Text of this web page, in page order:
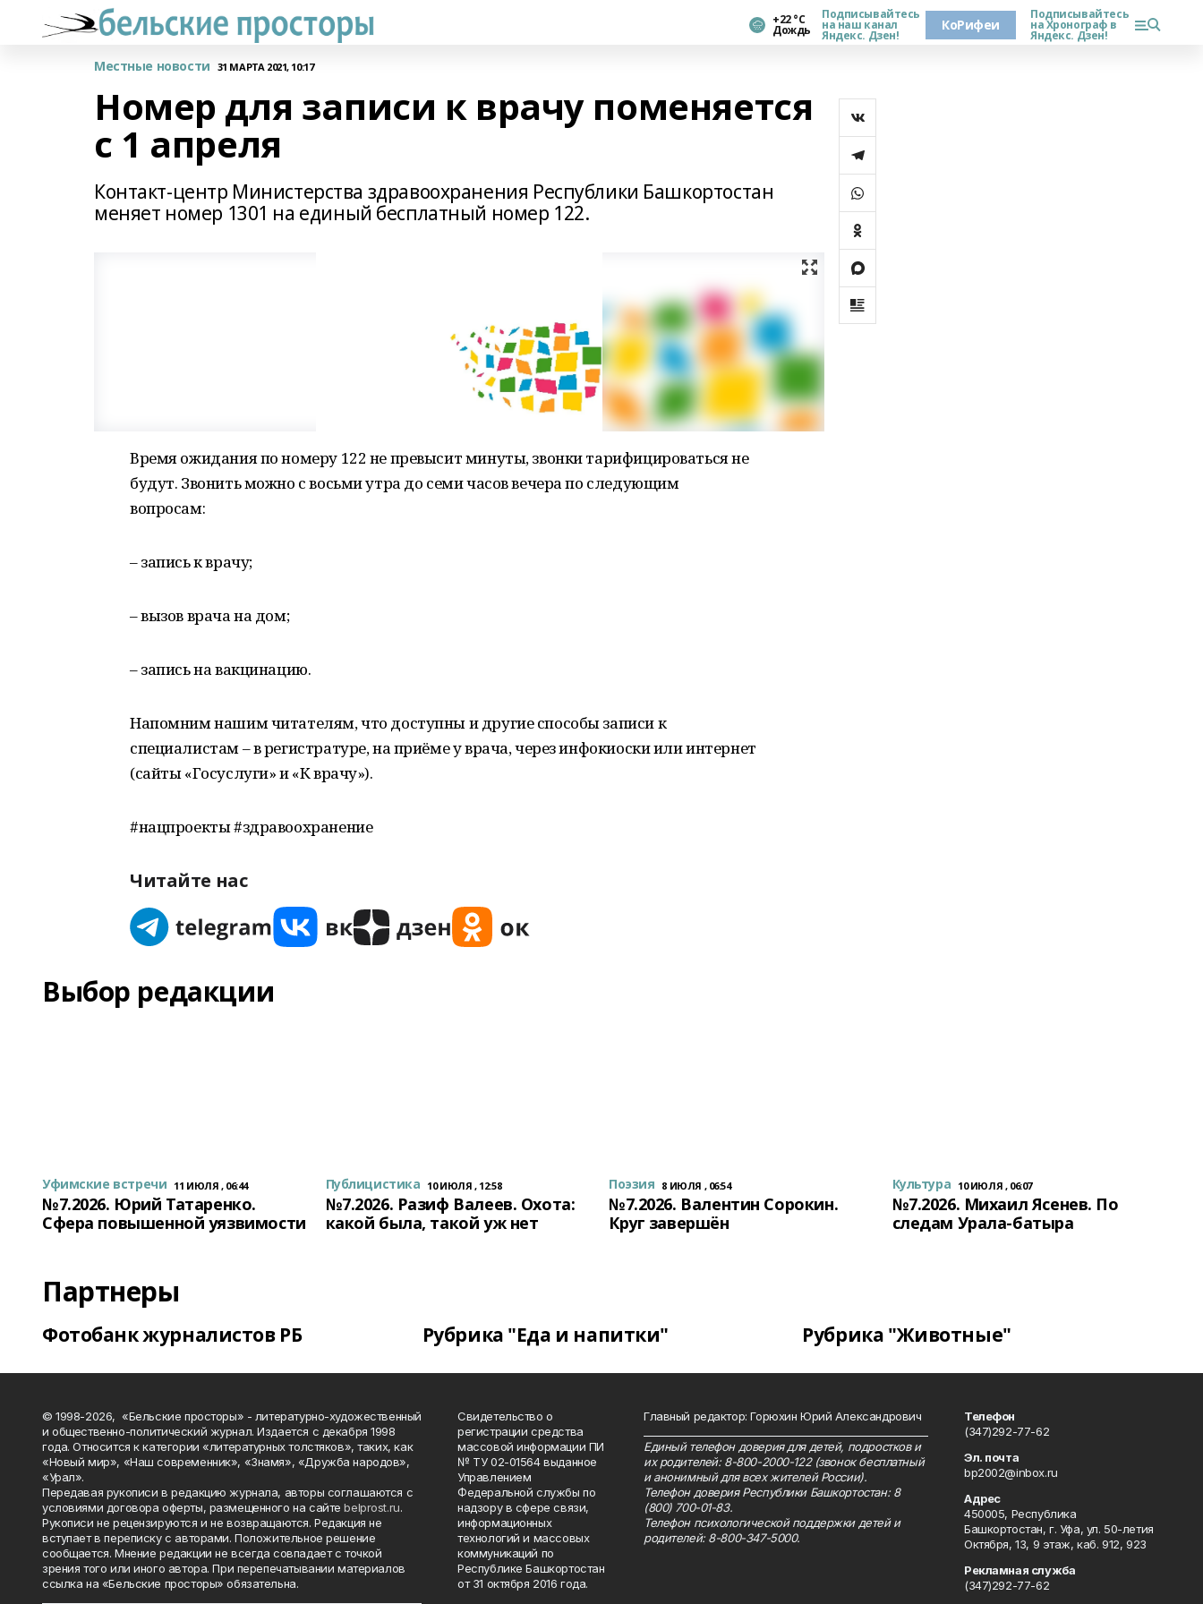
+22 °С
Дождь
Подписывайтесь
на наш канал
Яндекс. Дзен!
КоРифеи
Подписывайтесь
на Хронограф в
Яндекс. Дзен!
Местные новости 31 МАРТА 2021, 10:17
Номер для записи к врачу поменяется
с 1 апреля
Контакт-центр Министерства здравоохранения Республики Башкортостан
меняет номер 1301 на единый бесплатный номер 122.
Время ожидания по номеру 122 не превысит минуты, звонки тарифицироваться не
будут. Звонить можно с восьми утра до семи часов вечера по следующим
вопросам:
– запись к врачу;
– вызов врача на дом;
– запись на вакцинацию.
Напомним нашим читателям, что доступны и другие способы записи к
специалистам – в регистратуре, на приёме у врача, через инфокиоски или интернет
(сайты «Госуслуги» и «К врачу»).
#нацпроекты #здравоохранение
Читайте нас
Выбор редакции
Уфимские встречи 11 ИЮЛЯ , 06:44
№7.2026. Юрий Татаренко.
Сфера повышенной уязвимости
Публицистика 10 ИЮЛЯ , 12:58
№7.2026. Разиф Валеев. Охота:
какой была, такой уж нет
Поэзия 8 ИЮЛЯ , 06:54
№7.2026. Валентин Сорокин.
Круг завершён
Культура 10 ИЮЛЯ , 06:07
№7.2026. Михаил Ясенев. По
следам Урала-батыра
Партнеры
Фотобанк журналистов РБ Рубрика "Еда и напитки" Рубрика "Животные"
© 1998-2026, «Бельские просторы» - литературно-художественный
и общественно-политический журнал. Издается с декабря 1998
года. Относится к категории «литературных толстяков», таких, как
«Новый мир», «Наш современник», «Знамя», «Дружба народов»,
«Урал».
Передавая рукописи в редакцию журнала, авторы соглашаются с
условиями договора оферты, размещенного на сайтеbelprost.ru.
Рукописи не рецензируются и не возвращаются. Редакция не
вступает в переписку с авторами. Положительное решение
сообщается. Мнение редакции не всегда совпадает с точкой
зрения того или иного автора. При перепечатывании материалов
ссылка на «Бельские просторы» обязательна.
Свидетельство о
регистрации средства
массовой информации ПИ
№ ТУ 02-01564 выданное
Управлением
Федеральной службы по
надзору в сфере связи,
информационных
технологий и массовых
коммуникаций по
Республике Башкортостан
от 31 октября 2016 года.
Главный редактор: Горюхин Юрий Александрович
Единый телефон доверия для детей, подростков и
их родителей: 8-800-2000-122 (звонок бесплатный
и анонимный для всех жителей России).
Телефон доверия Республики Башкортостан: 8
(800) 700-01-83.
Телефон психологической поддержки детей и
родителей: 8-800-347-5000.
Телефон
(347)292-77-62
Эл. почта
bp2002@inbox.ru
Адрес
450005, Республика
Башкортостан, г. Уфа, ул. 50-летия
Октября, 13, 9 этаж, каб. 912, 923
Рекламная служба
(347)292-77-62